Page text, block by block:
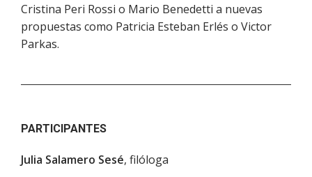
Cristina Peri Rossi o Mario Benedetti a nuevas
propuestas como Patricia Esteban Erlés o Victor
Parkas.
PARTICIPANTES
Julia Salamero Sesé, filóloga